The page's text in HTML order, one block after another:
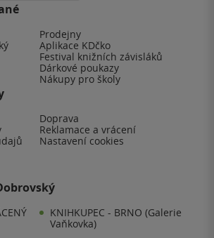
Prodejny
Aplikace KDčko
Festival knižních závisláků
Dárkové poukazy
Nákupy pro školy
Doprava
Reklamace a vrácení
Nastavení cookies
KNIHKUPEC - BRNO (Galerie
Vaňkovka)